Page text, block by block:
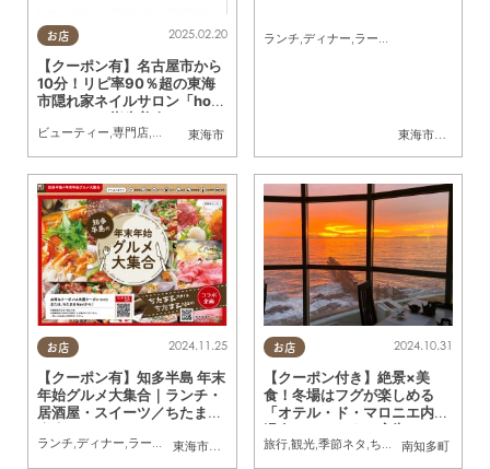
お店
東海市
2025.02.20
【クーポン有】名古屋市から
10分！リピ率90％超の東海
市隠れ家ネイルサロン「hon
ey pot」で指先美人に／ちた
まる広告
ビューティー,専門店,ちたまる広告 東海市
,大府市
ランチ ディナー ラーメン
お店
東海市
,大府市 知多市,半田市
2024.11.25
【クーポン有】知多半島 年末
年始グルメ大集合｜ランチ・
居酒屋・スイーツ／ちたまる
広告
ランチ,ディナー,ラーメン ,スイーツ ちたまるスタイル掲載店, ちたまる広告,クーポン
お店
南知多町
2024.10.31
【クーポン付き】絶景×美
食！冬場はフグが楽しめる
「オテル・ド・マロニエ内海
温泉」／ちたまる広告
旅行, 観光, 季節ネタ ちたまる広告 ,クーポ